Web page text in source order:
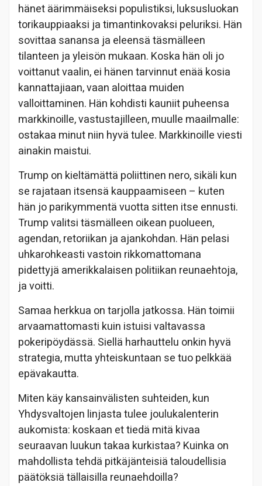
hänet äärimmäiseksi populistiksi, luksusluokan
torikauppiaaksi ja timantinkovaksi peluriksi. Hän
sovittaa sanansa ja eleensä täsmälleen
tilanteen ja yleisön mukaan. Koska hän oli jo
voittanut vaalin, ei hänen tarvinnut enää kosia
kannattajiaan, vaan aloittaa muiden
valloittaminen. Hän kohdisti kauniit puheensa
markkinoille, vastustajilleen, muulle maailmalle:
ostakaa minut niin hyvä tulee. Markkinoille viesti
ainakin maistui.
Trump on kieltämättä poliittinen nero, sikäli kun
se rajataan itsensä kauppaamiseen – kuten
hän jo parikymmentä vuotta sitten itse ennusti.
Trump valitsi täsmälleen oikean puolueen,
agendan, retoriikan ja ajankohdan. Hän pelasi
uhkarohkeasti vastoin rikkomattomana
pidettyjä amerikkalaisen politiikan reunaehtoja,
ja voitti.
Samaa herkkua on tarjolla jatkossa. Hän toimii
arvaamattomasti kuin istuisi valtavassa
pokeripöydässä. Siellä harhauttelu onkin hyvä
strategia, mutta yhteiskuntaan se tuo pelkkää
epävakautta.
Miten käy kansainvälisten suhteiden, kun
Yhdysvaltojen linjasta tulee joulukalenterin
aukomista: koskaan et tiedä mitä kivaa
seuraavan luukun takaa kurkistaa? Kuinka on
mahdollista tehdä pitkäjänteisiä taloudellisia
päätöksiä tällaisilla reunaehdoilla?